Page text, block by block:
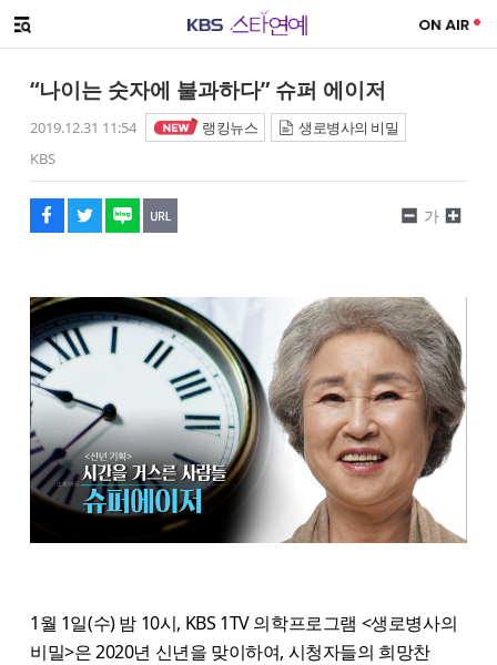
메뉴 열기
“나이는 숫자에 불과하다” 슈퍼 에이저
2019.12.31 11:54 랭킹뉴스
생로병사의 비밀
KBS
페이스북
트위터
네이버
URL복사
글씨 작게보기
가
글씨 크게보기
1월 1일(수) 밤 10시, KBS 1TV 의학프로그램 <생로병사의
비밀>은 2020년 신년을 맞이하여, 시청자들의 희망찬
해시태그